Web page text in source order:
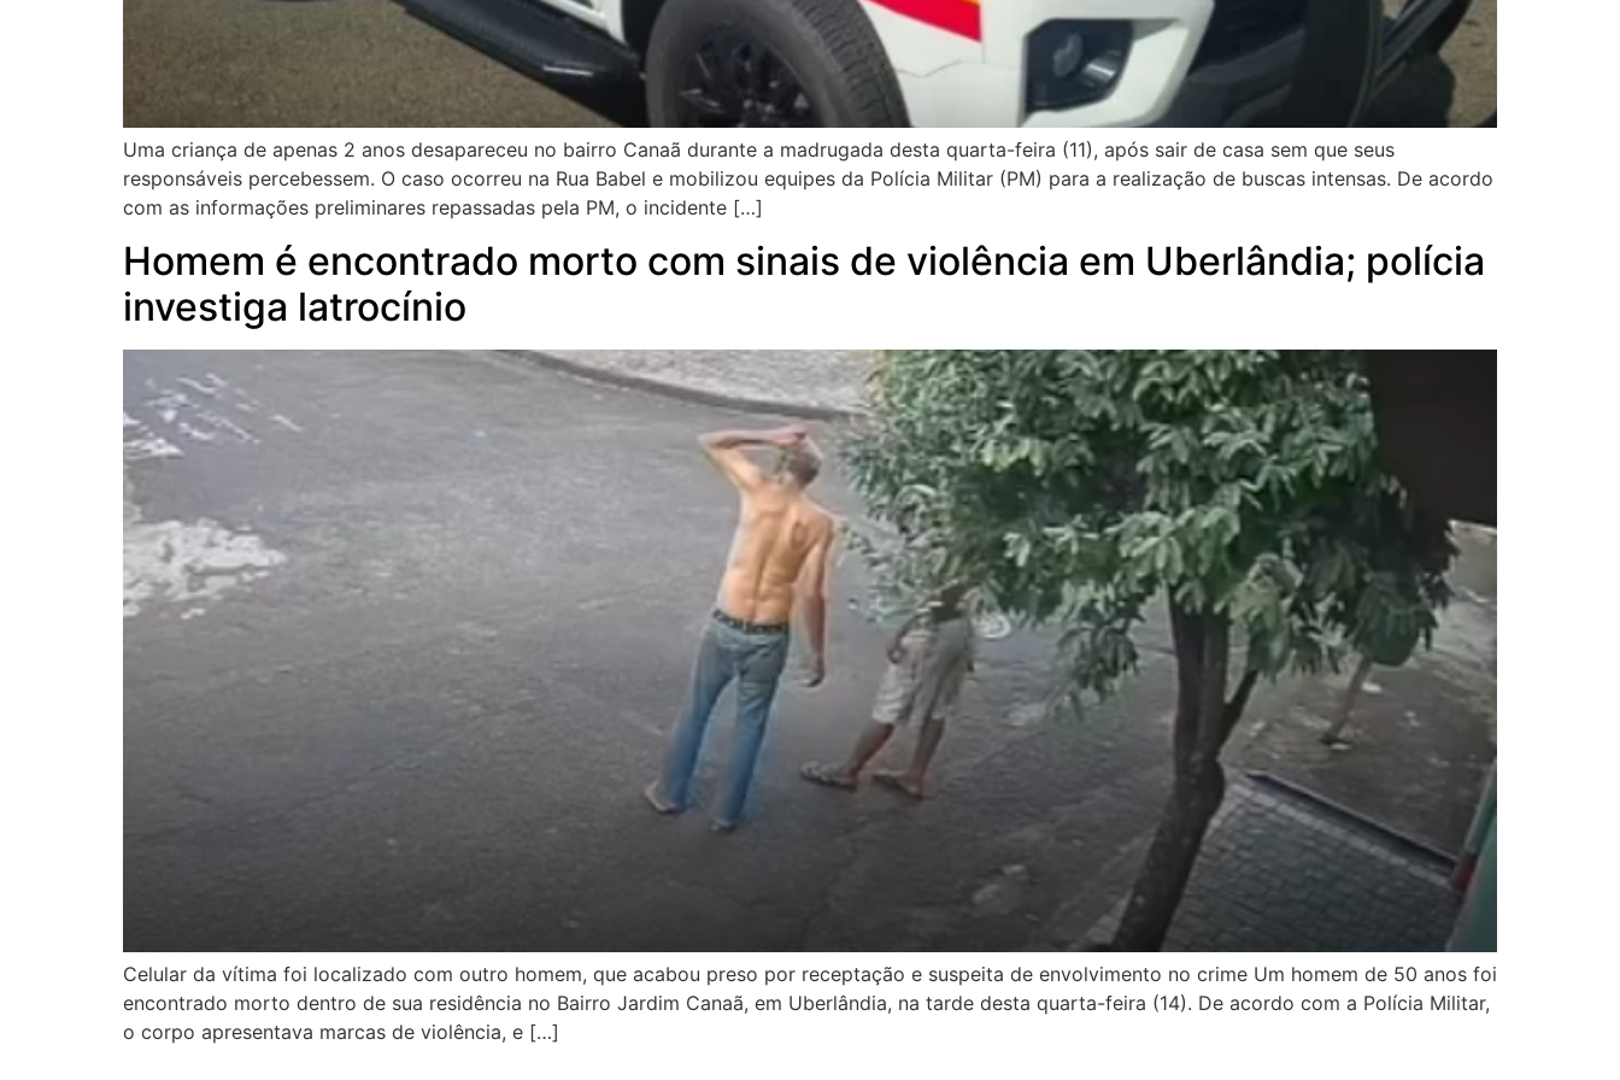
Uma criança de apenas 2 anos desapareceu no bairro Canaã durante a madrugada desta quarta-feira (11), após sair de casa sem que seus
responsáveis percebessem. O caso ocorreu na Rua Babel e mobilizou equipes da Polícia Militar (PM) para a realização de buscas intensas. De acordo
com as informações preliminares repassadas pela PM, o incidente […]
Homem é encontrado morto com sinais de violência em Uberlândia; polícia
investiga latrocínio
Celular da vítima foi localizado com outro homem, que acabou preso por receptação e suspeita de envolvimento no crime Um homem de 50 anos foi
encontrado morto dentro de sua residência no Bairro Jardim Canaã, em Uberlândia, na tarde desta quarta-feira (14). De acordo com a Polícia Militar,
o corpo apresentava marcas de violência, e […]